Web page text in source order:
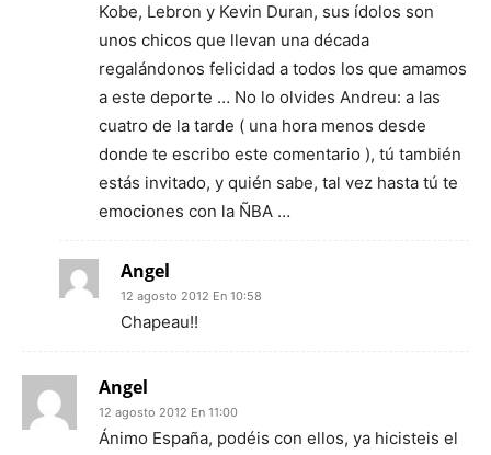
Kobe, Lebron y Kevin Duran, sus ídolos son
unos chicos que llevan una década
regalándonos felicidad a todos los que amamos
a este deporte … No lo olvides Andreu: a las
cuatro de la tarde ( una hora menos desde
donde te escribo este comentario ), tú también
estás invitado, y quién sabe, tal vez hasta tú te
emociones con la ÑBA …
Angel
12 agosto 2012 En 10:58
Chapeau!!
Angel
12 agosto 2012 En 11:00
Ánimo España, podéis con ellos, ya hicisteis el